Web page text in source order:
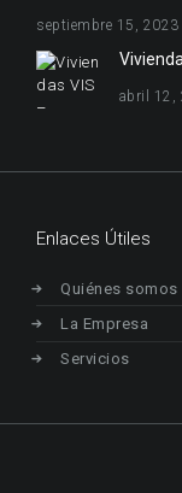
septiembre 15, 2023
abril 12,
Enlaces Útiles
Quiénes somos
La Empresa
Servicios